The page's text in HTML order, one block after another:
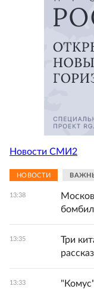
Новости СМИ2
НОВОСТИ
13:38
бомбил
13:35
Три
13:33